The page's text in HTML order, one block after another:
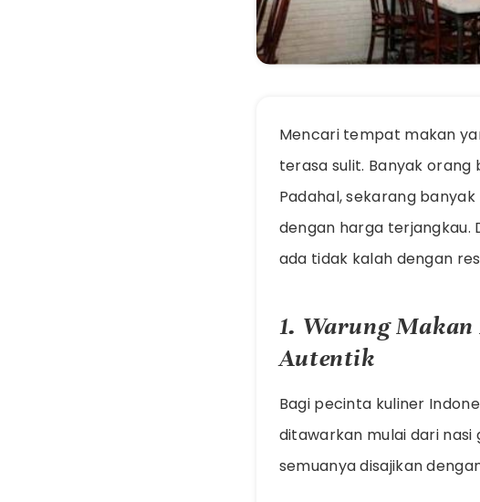
Mencari tempat makan
terasa sulit. Banyak
Padahal, sekarang
dengan harga terjangkau.
ada tidak kalah dengan
1. Warung
Autentik
Bagi pecinta kuliner
ditawarkan mulai dari nasi
semuanya disajikan